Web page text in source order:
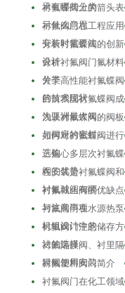
承有哪些分类
衬氟蝶阀上的箭头表
示什么意思
衬氟阀门在工程应用
安装时需要注…
分析衬氟蝶阀的创新
设计
分析衬氟阀门氟材料
分类
关于高性能衬氟蝶阀
的技术现状
目前我国衬氟蝶阀成
为亚洲最大阀…
浅谈衬氟蝶阀的阀板
与阀座的密封…
如何对衬氟蝶阀进行
选购
三偏心多层次衬氟蝶
阀的优势
在安装是衬氟蝶阀和
衬氟球阀有哪…
衬氟截止阀的优缺点
与注意事项
衬氟阀门在水源热泵
机组设计中的…
衬氟阀门注意储存方
法的选择
衬氟隔膜阀、衬里隔
膜阀使用安装…
衬氟塑料阀门简介
衬氟阀门在化工领域